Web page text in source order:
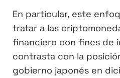
En particular, este
tratar a las
financiero con fines de
contrasta con la
gobierno japonés en